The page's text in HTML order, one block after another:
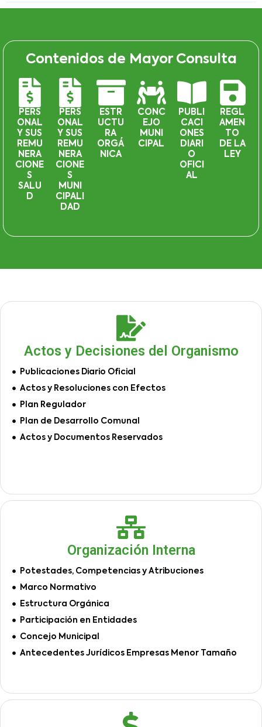
Contenidos de Mayor Consulta
PERS
ONAL
Y SUS
REMU
NERA
CIONE
S
SALU
D
PERS
ONAL
Y SUS
REMU
NERA
CIONE
S
MUNI
CIPALI
DAD
ESTR
UCTU
RA
ORGÁ
NICA
CONC
EJO
MUNI
CIPAL
PUBLI
CACI
ONES
DIARI
O
OFICI
AL
REGL
AMEN
TO
DE LA
LEY
Actos y Decisiones del Organismo
Publicaciones Diario Oficial
Actos y Resoluciones con Efectos
Plan Regulador
Plan de Desarrollo Comunal
Actos y Documentos Reservados
Organización Interna
Potestades, Competencias y Atribuciones
Marco Normativo
Estructura Orgánica
Participación en Entidades
Concejo Municipal
Antecedentes Jurídicos Empresas Menor Tamaño